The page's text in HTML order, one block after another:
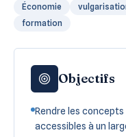
Économie
formation
Objectifs
Rendre les
accessibles à un